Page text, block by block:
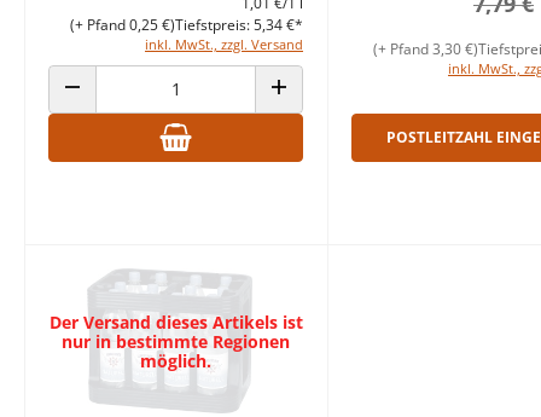
inkl. MwSt., zzgl. Versand
(+ Pfand 0,25 €)Tiefstpreis: 5,34 €*
ANZAHL VERRINGERN ANZAHL ERHÖHEN
inkl. MwSt.,
(+ Pfand 3,30 €)
POSTLEITZAHL
Der Versand dieses Artikels ist
nur in bestimmte Regionen
möglich.